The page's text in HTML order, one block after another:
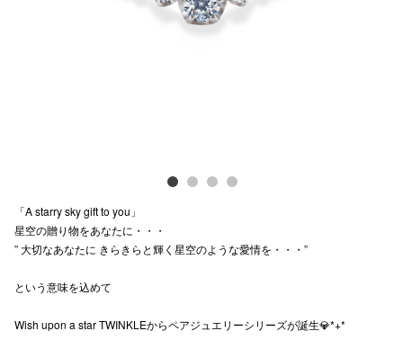
「A starry sky gift to you」
星空の贈り物をあなたに・・・
” 大切なあなたに きらきらと輝く星空のような愛情を・・・”
という意味を込めて
Wish upon a star TWINKLEからペアジュエリーシリーズが誕生💎*+*